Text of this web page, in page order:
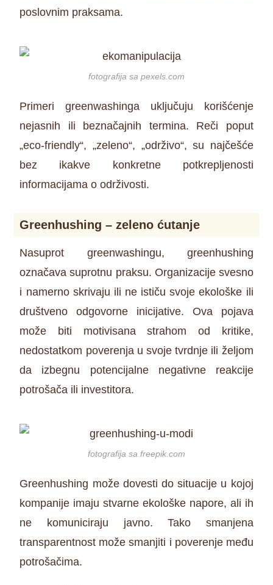
poslovnim praksama.
fotografija sa pexels.com
Primeri greenwashinga uključuju korišćenje
nejasnih ili beznačajnih termina. Reči poput
„eco-friendly“, „zeleno“, „održivo“, su najčešće
bez ikakve konkretne potkrepljenosti
informacijama o održivosti.
Greenhushing – zeleno ćutanje
Nasuprot greenwashingu, greenhushing
označava suprotnu praksu. Organizacije svesno
i namerno skrivaju ili ne ističu svoje ekološke ili
društveno odgovorne inicijative. Ova pojava
može biti motivisana strahom od kritike,
nedostatkom poverenja u svoje tvrdnje ili željom
da izbegnu potencijalne negativne reakcije
potrošača ili investitora.
fotografija sa freepik.com
Greenhushing može dovesti do situacije u kojoj
kompanije imaju stvarne ekološke napore, ali ih
ne komuniciraju javno. Tako smanjena
transparentnost može smanjiti i poverenje među
potrošačima.